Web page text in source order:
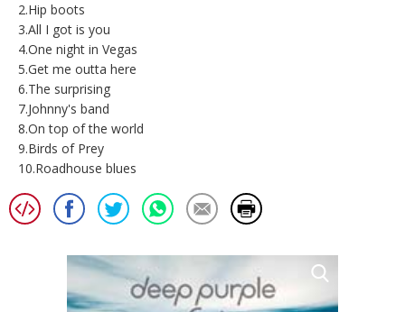
2.Hip boots
3.All I got is you
4.One night in Vegas
5.Get me outta here
6.The surprising
7.Johnny's band
8.On top of the world
9.Birds of Prey
10.Roadhouse blues